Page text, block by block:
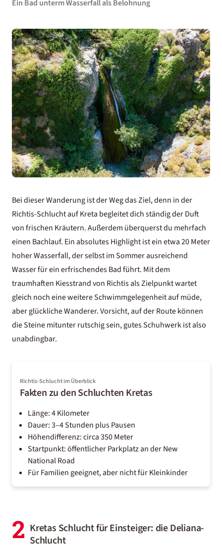
Ein Bad unterm Wasserfall als Belohnung
Bei dieser Wanderung ist der Weg das Ziel, denn in der
Richtis-Schlucht aufKreta begleitet dich ständig der Duft
von frischen Kräutern. Außerdem überquerst du mehrfach
einen Bachlauf. Ein absolutes Highlight ist ein etwa 20 Meter
hoher Wasserfall, der selbst im Sommer ausreichend
Wasser für ein erfrischendes Bad führt. Mit dem
traumhaften Kiesstrand von Richtis als Zielpunkt wartet
gleich noch eine weitere Schwimmgelegenheit auf müde,
aber glückliche Wanderer. Vorsicht, auf der Route können
die Steine mitunter rutschig sein, gutes Schuhwerk ist also
unabdingbar.
Richtis-Schlucht im Überblick
Fakten zu den Schluchten Kretas
Länge: 4 Kilometer
Dauer: 3–4 Stunden plus Pausen
Höhendifferenz: circa 350 Meter
Startpunkt: öffentlicher Parkplatz an der New
National Road
Für Familien geeignet, aber nicht für Kleinkinder
2 Kretas Schlucht für Einsteiger: die Deliana-
Schlucht